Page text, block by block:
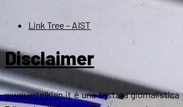
Link Tree – AIST
Disclaimer
www.jrrtolkien.itè una testata giornalistica